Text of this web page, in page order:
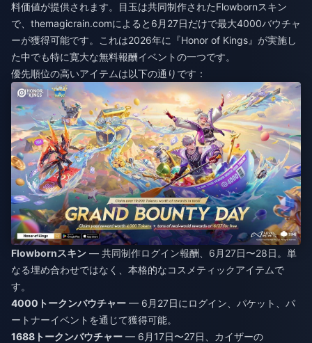
料価値が提供されます。目玉は共同制作されたFlowbornスキン
で、themagicrain.comによると6月27日だけで最大4000バウチャ
ーが獲得可能です。これは2026年に『Honor of Kings』が実施し
た中でも特に寛大な無料報酬イベントの一つです。
優先順位の高いアイテムは以下の通りです：
Flowbornスキン — 共同制作ログイン報酬、6月27日〜28日。単
なる埋め合わせではなく、本格的なコスメティックアイテムで
す。
4000トークンバウチャー — 6月27日にログイン、パケット、パ
ートナーイベントを通じて獲得可能。
1688トークンバウチャー — 6月17日〜27日、カイザーの